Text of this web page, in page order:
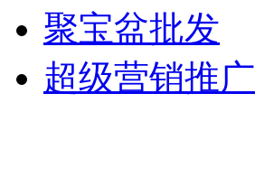
聚宝盆批发
超级营销推广